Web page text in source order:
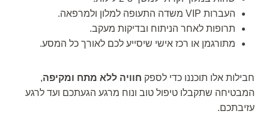
העברות VIP משדה התעופה למלון ולמרפאה.
תרופות לאחר הניתוח ובדיקות מעקב.
מתורגמן או רכז אישי שיסייע לכם לאורך כל המסע.
חבילות אלו תוכננו כדי לספק חוויה ללא מתח ומקיפה,
המבטיחה שתקבלו טיפול טוב ונוח מרגע הגעתכם ועד לרגע
עזיבתכם.